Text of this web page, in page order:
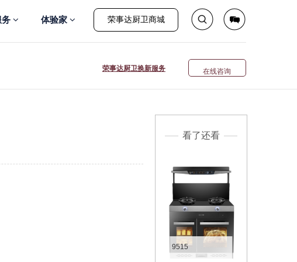
务 体验家 荣事达厨卫商城
在线咨询
荣事达厨卫换新服务
看了还看
9515